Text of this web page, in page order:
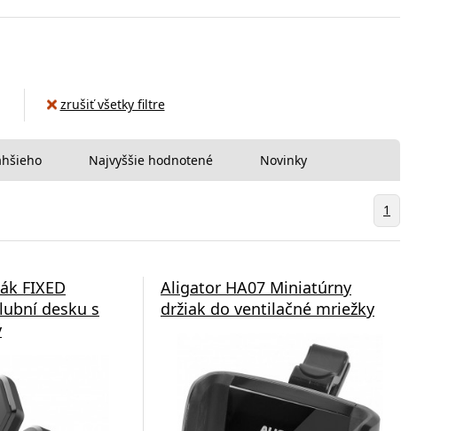
zrušiť všetky filtre
Najvyššie hodnotené Novinky
1
FIXED
desku s
Aligator HA07 Miniatúrny
držiak do ventilačné mriežky